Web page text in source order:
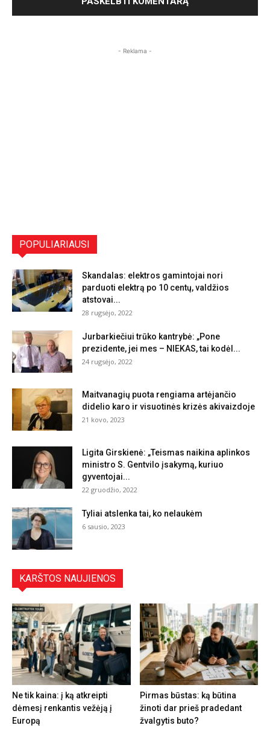
- Reklama -
POPULIARIAUSI
Skandalas: elektros gamintojai nori
parduoti elektrą po 10 centų, valdžios
atstovai...
28 rugsėjo, 2022
Jurbarkiečiui trūko kantrybė: „Pone
prezidente, jei mes – NIEKAS, tai kodėl...
24 rugsėjo, 2022
Maitvanagių puota rengiama artėjančio
didelio karo ir visuotinės krizės akivaizdoje
21 kovo, 2023
Ligita Girskienė: „Teismas naikina aplinkos
ministro S. Gentvilo įsakymą, kuriuo
gyventojai...
22 gruodžio, 2022
Tyliai atslenka tai, ko nelaukėm
6 sausio, 2023
KARŠTOS NAUJIENOS
Ne tik kaina: į ką atkreipti
dėmesį renkantis vežėją į
Europą
Pirmas būstas: ką būtina
žinoti dar prieš pradedant
žvalgytis buto?